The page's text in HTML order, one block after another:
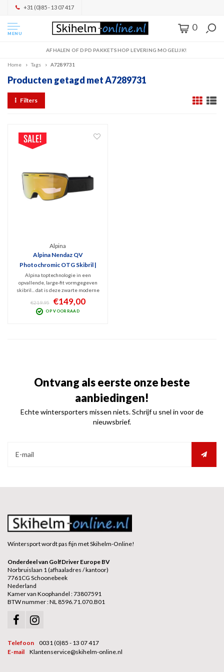
+31 (0)85 - 13 07 417
MENU
0
AFHALEN OF DPD PAKKETSHOP LEVERING MOGELIJK!
Home Tags A7289731
Producten getagd met A7289731
Filters
Alpina
Alpina Nendaz QV
Photochromic OTG Skibril |
Zwart
Alpina toptechnologie in een
opvallende, large-fit vormgegeven
skibril... dat is deze zwarte moderne
Alpina Nendaz QV Skibril. Fijne OTG
wintersport goggles met luxe, mee
kleurende Photochromic spiegellens
€219,95 €149,00
OP VOORRAAD
Ontvang als eerste onze beste
aanbiedingen!
Echte wintersporters missen niets. Schrijf u snel in voor de
nieuwsbrief.
Wintersport wordt pas fijn met Skihelm-Online!
Onderdeel van GolfDriver Europe BV
Norbruislaan 1 (afhaaladres / kantoor)
7761CG Schoonebeek
Nederland
Kamer van Koophandel : 73807591
BTW nummer : NL 8596.71.070.B01
Telefoon
0031 (0)85 - 13 07 417
E-mail
Klantenservice@skihelm-online.nl